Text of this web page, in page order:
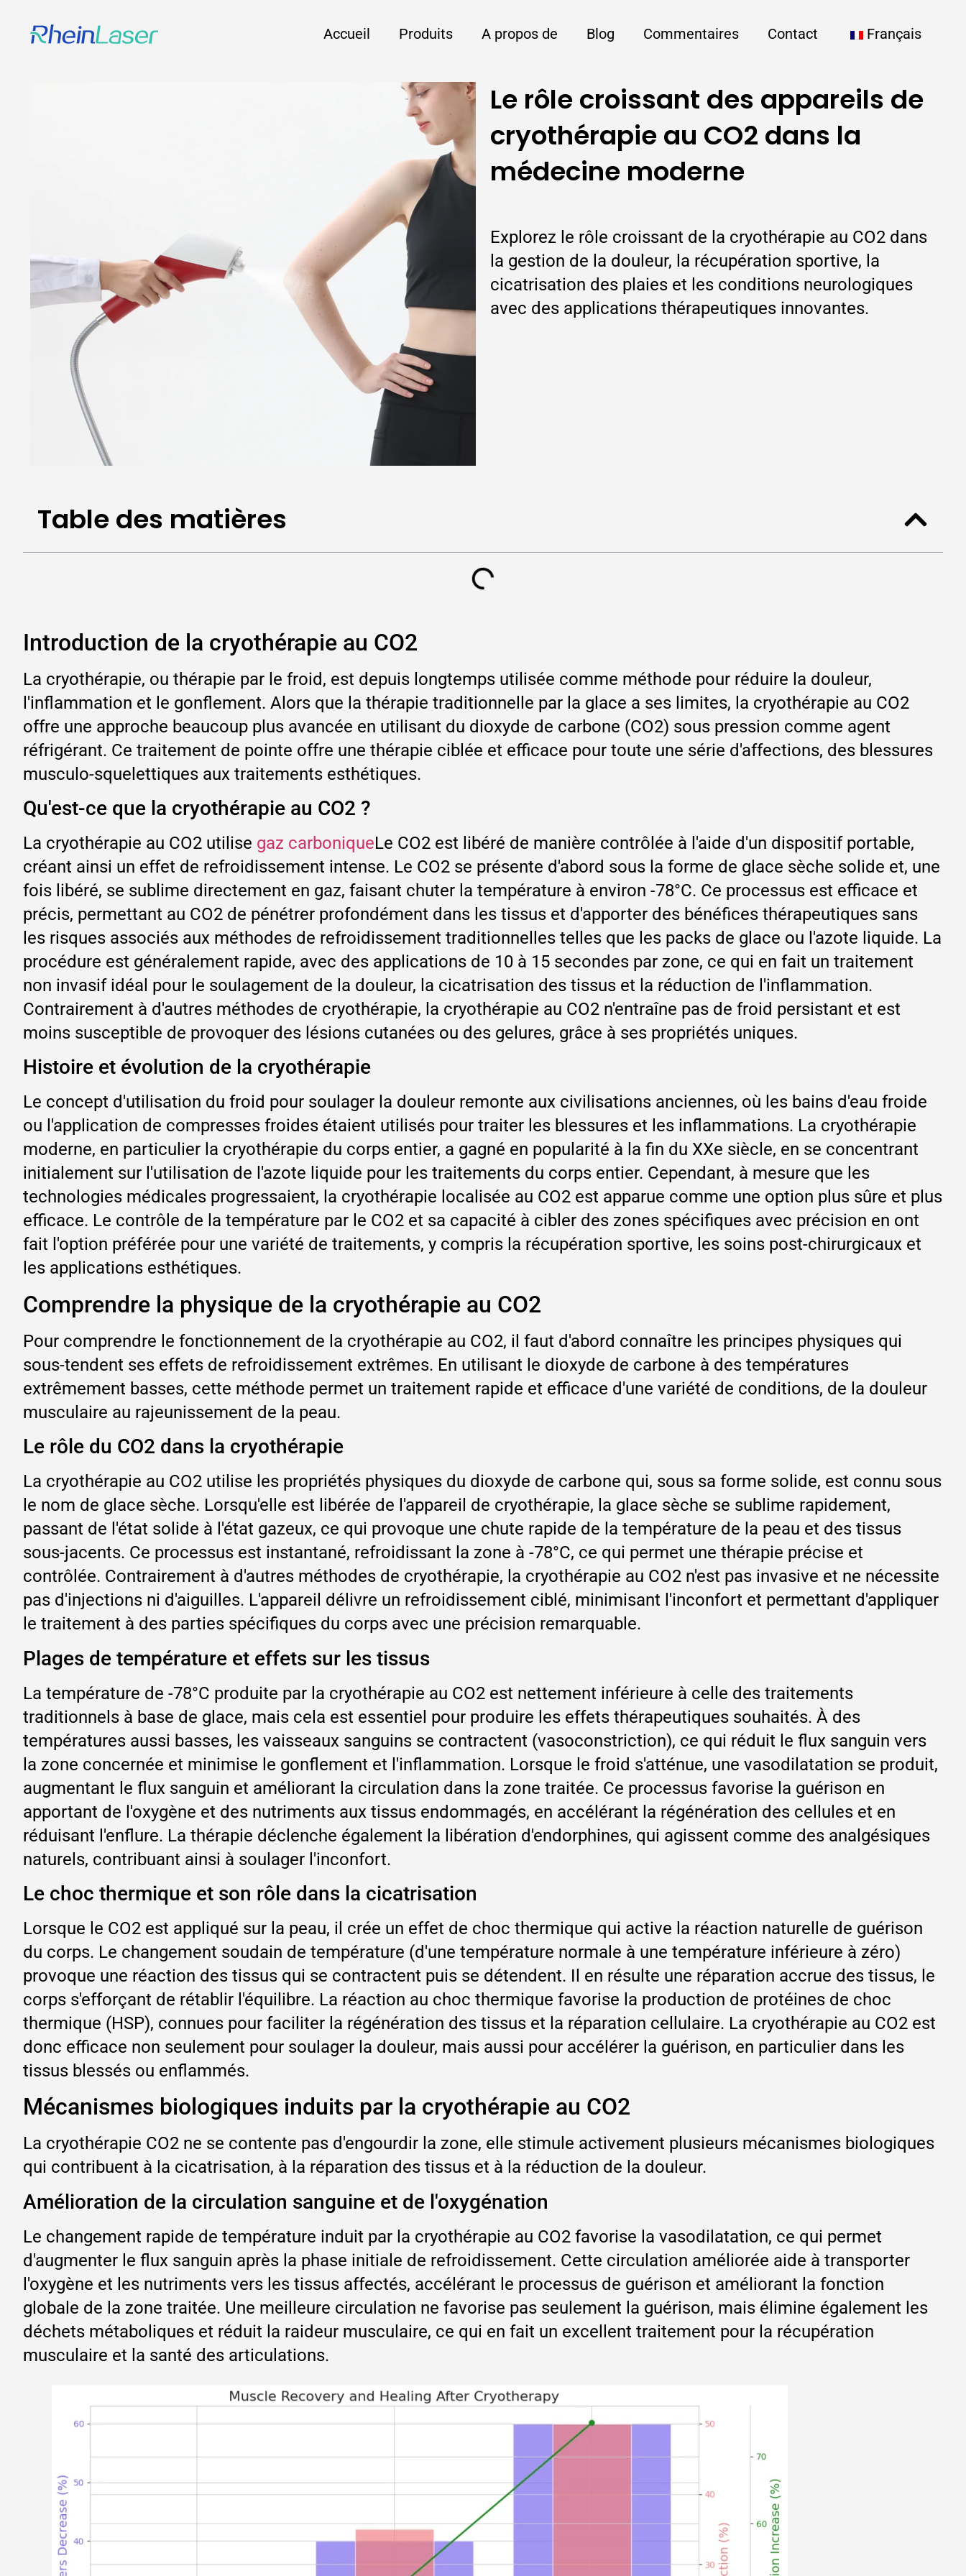
Accueil Produits A propos de Blog Commentaires Contact Français
Le rôle croissant des appareils de
cryothérapie au CO2 dans la
médecine moderne
Explorez le rôle croissant de la cryothérapie au CO2 dans
la gestion de la douleur, la récupération sportive, la
cicatrisation des plaies et les conditions neurologiques
avec des applications thérapeutiques innovantes.
Table des matières
Introduction de la cryothérapie au CO2
La cryothérapie, ou thérapie par le froid, est depuis longtemps utilisée comme méthode pour réduire la douleur,
l'inflammation et le gonflement. Alors que la thérapie traditionnelle par la glace a ses limites, la cryothérapie au CO2
offre une approche beaucoup plus avancée en utilisant du dioxyde de carbone (CO2) sous pression comme agent
réfrigérant. Ce traitement de pointe offre une thérapie ciblée et efficace pour toute une série d'affections, des blessures
musculo-squelettiques aux traitements esthétiques.
Qu'est-ce que la cryothérapie au CO2 ?
La cryothérapie au CO2 utilise gaz carboniqueLe CO2 est libéré de manière contrôlée à l'aide d'un dispositif portable,
créant ainsi un effet de refroidissement intense. Le CO2 se présente d'abord sous la forme de glace sèche solide et, une
fois libéré, se sublime directement en gaz, faisant chuter la température à environ -78°C. Ce processus est efficace et
précis, permettant au CO2 de pénétrer profondément dans les tissus et d'apporter des bénéfices thérapeutiques sans
les risques associés aux méthodes de refroidissement traditionnelles telles que les packs de glace ou l'azote liquide. La
procédure est généralement rapide, avec des applications de 10 à 15 secondes par zone, ce qui en fait un traitement
non invasif idéal pour le soulagement de la douleur, la cicatrisation des tissus et la réduction de l'inflammation.
Contrairement à d'autres méthodes de cryothérapie, la cryothérapie au CO2 n'entraîne pas de froid persistant et est
moins susceptible de provoquer des lésions cutanées ou des gelures, grâce à ses propriétés uniques.
Histoire et évolution de la cryothérapie
Le concept d'utilisation du froid pour soulager la douleur remonte aux civilisations anciennes, où les bains d'eau froide
ou l'application de compresses froides étaient utilisés pour traiter les blessures et les inflammations. La cryothérapie
moderne, en particulier la cryothérapie du corps entier, a gagné en popularité à la fin du XXe siècle, en se concentrant
initialement sur l'utilisation de l'azote liquide pour les traitements du corps entier. Cependant, à mesure que les
technologies médicales progressaient, la cryothérapie localisée au CO2 est apparue comme une option plus sûre et plus
efficace. Le contrôle de la température par le CO2 et sa capacité à cibler des zones spécifiques avec précision en ont
fait l'option préférée pour une variété de traitements, y compris la récupération sportive, les soins post-chirurgicaux et
les applications esthétiques.
Comprendre la physique de la cryothérapie au CO2
Pour comprendre le fonctionnement de la cryothérapie au CO2, il faut d'abord connaître les principes physiques qui
sous-tendent ses effets de refroidissement extrêmes. En utilisant le dioxyde de carbone à des températures
extrêmement basses, cette méthode permet un traitement rapide et efficace d'une variété de conditions, de la douleur
musculaire au rajeunissement de la peau.
Le rôle du CO2 dans la cryothérapie
La cryothérapie au CO2 utilise les propriétés physiques du dioxyde de carbone qui, sous sa forme solide, est connu sous
le nom de glace sèche. Lorsqu'elle est libérée de l'appareil de cryothérapie, la glace sèche se sublime rapidement,
passant de l'état solide à l'état gazeux, ce qui provoque une chute rapide de la température de la peau et des tissus
sous-jacents. Ce processus est instantané, refroidissant la zone à -78°C, ce qui permet une thérapie précise et
contrôlée. Contrairement à d'autres méthodes de cryothérapie, la cryothérapie au CO2 n'est pas invasive et ne nécessite
pas d'injections ni d'aiguilles. L'appareil délivre un refroidissement ciblé, minimisant l'inconfort et permettant d'appliquer
le traitement à des parties spécifiques du corps avec une précision remarquable.
Plages de température et effets sur les tissus
La température de -78°C produite par la cryothérapie au CO2 est nettement inférieure à celle des traitements
traditionnels à base de glace, mais cela est essentiel pour produire les effets thérapeutiques souhaités. À des
températures aussi basses, les vaisseaux sanguins se contractent (vasoconstriction), ce qui réduit le flux sanguin vers
la zone concernée et minimise le gonflement et l'inflammation. Lorsque le froid s'atténue, une vasodilatation se produit,
augmentant le flux sanguin et améliorant la circulation dans la zone traitée. Ce processus favorise la guérison en
apportant de l'oxygène et des nutriments aux tissus endommagés, en accélérant la régénération des cellules et en
réduisant l'enflure. La thérapie déclenche également la libération d'endorphines, qui agissent comme des analgésiques
naturels, contribuant ainsi à soulager l'inconfort.
Le choc thermique et son rôle dans la cicatrisation
Lorsque le CO2 est appliqué sur la peau, il crée un effet de choc thermique qui active la réaction naturelle de guérison
du corps. Le changement soudain de température (d'une température normale à une température inférieure à zéro)
provoque une réaction des tissus qui se contractent puis se détendent. Il en résulte une réparation accrue des tissus, le
corps s'efforçant de rétablir l'équilibre. La réaction au choc thermique favorise la production de protéines de choc
thermique (HSP), connues pour faciliter la régénération des tissus et la réparation cellulaire. La cryothérapie au CO2 est
donc efficace non seulement pour soulager la douleur, mais aussi pour accélérer la guérison, en particulier dans les
tissus blessés ou enflammés.
Mécanismes biologiques induits par la cryothérapie au CO2
La cryothérapie CO2 ne se contente pas d'engourdir la zone, elle stimule activement plusieurs mécanismes biologiques
qui contribuent à la cicatrisation, à la réparation des tissus et à la réduction de la douleur.
Amélioration de la circulation sanguine et de l'oxygénation
Le changement rapide de température induit par la cryothérapie au CO2 favorise la vasodilatation, ce qui permet
d'augmenter le flux sanguin après la phase initiale de refroidissement. Cette circulation améliorée aide à transporter
l'oxygène et les nutriments vers les tissus affectés, accélérant le processus de guérison et améliorant la fonction
globale de la zone traitée. Une meilleure circulation ne favorise pas seulement la guérison, mais élimine également les
déchets métaboliques et réduit la raideur musculaire, ce qui en fait un excellent traitement pour la récupération
musculaire et la santé des articulations.